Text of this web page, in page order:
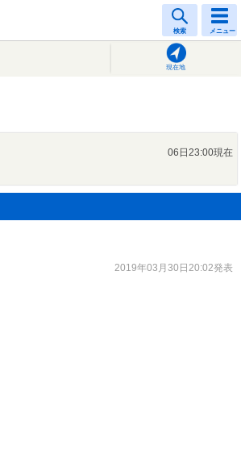
検索 メニュー
現在地
06日23:00現在
2019年03月30日20:02発表